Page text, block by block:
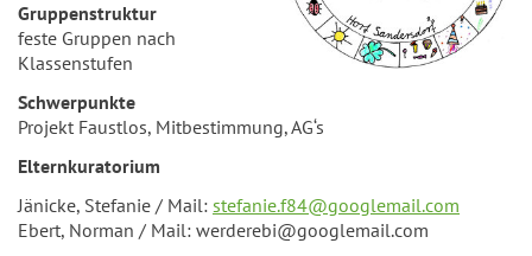
Gruppenstruktur
feste Gruppen nach
Klassenstufen
Schwerpunkte
Projekt Faustlos, Mitbestimmung, AG‘s
Elternkuratorium
Jänicke, Stefanie / Mail: stefanie.f84@googlemail.com
Ebert, Norman / Mail: werderebi@googlemail.com